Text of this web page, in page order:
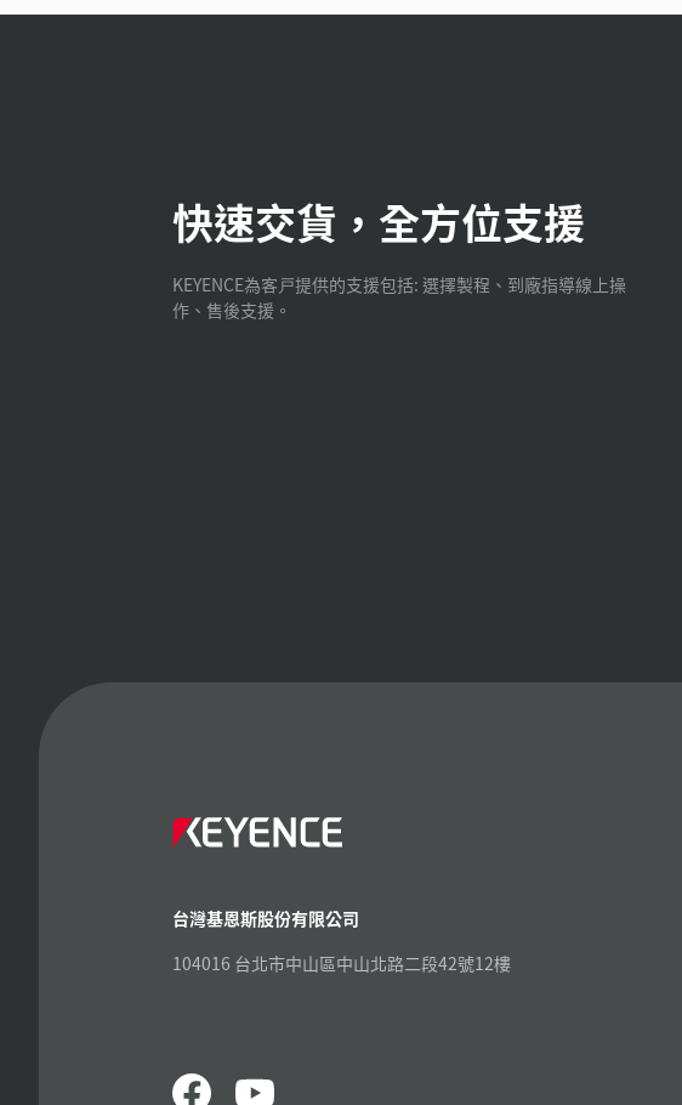
快速交貨，全方位支援
KEYENCE為客戸提供的支援包括: 選擇製程、到廠指導線上操
作、售後支援。
台灣基恩斯股份有限公司
104016 台北市中山區中山北路二段42號12樓